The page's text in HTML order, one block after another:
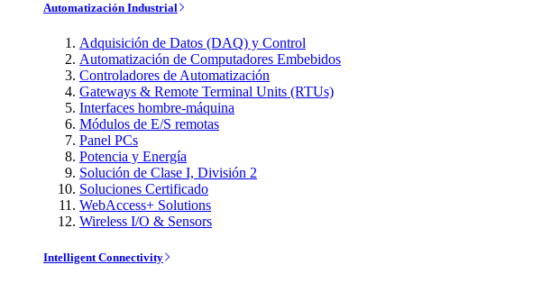
Automatización Industrial
Adquisición de Datos (DAQ) y Control
Automatización de Computadores Embebidos
Controladores de Automatización
Gateways & Remote Terminal Units (RTUs)
Interfaces hombre-máquina
Módulos de E/S remotas
Panel PCs
Potencia y Energía
Solución de Clase I, División 2
Soluciones Certificado
WebAccess+ Solutions
Wireless I/O & Sensors
Intelligent Connectivity